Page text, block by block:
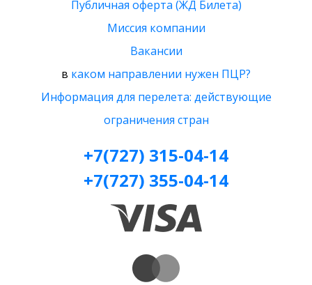
Публичная оферта (ЖД Билета)
Миссия компании
Вакансии
в каком направлении нужен ПЦР?
Информация для перелета: действующие
ограничения стран
+7(727) 315-04-14
+7(727) 355-04-14